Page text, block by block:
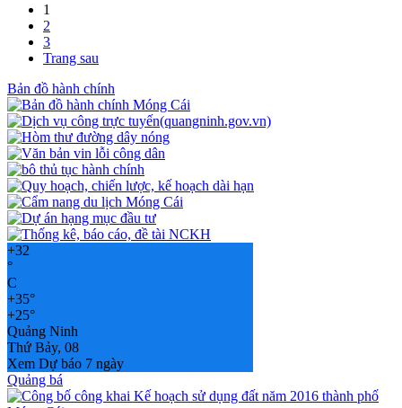
1
2
3
Trang sau
Bản đồ hành chính
+32
°
C
+35°
+25°
Quảng Ninh
Thứ Bảy, 08
Xem Dự báo 7 ngày
Quảng bá